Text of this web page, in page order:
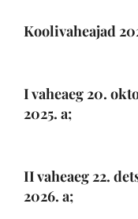
Koolivaheajad
I vaheaeg 20.
2025. a;
II vaheaeg 22.
2026. a;